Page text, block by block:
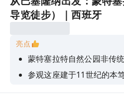
导览徒步）｜西班牙
亮点
蒙特塞拉特自然公园非传
参观这座建于11世纪的本